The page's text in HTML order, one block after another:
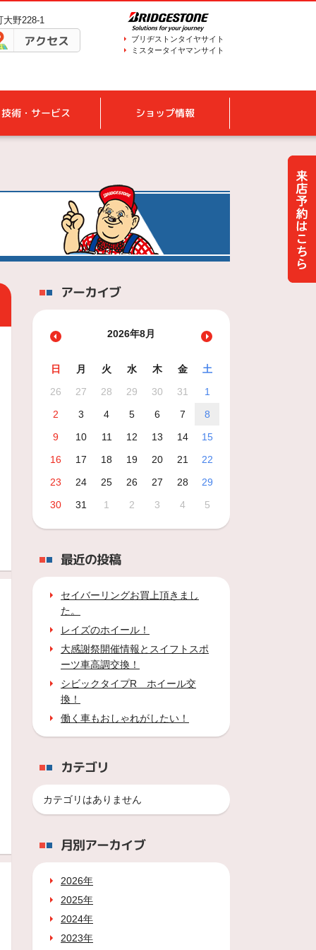
大野228-1
アクセス
ブリヂストンタイヤサイト
ミスタータイヤマンサイト
技術・サービス ショップ情報
アーカイブ
2026年8月
日 月 火 水 木 金
土
26
27 28 29 30 31
1
2
3 4 5 6 7
8
9
10 11 12 13 14
15
16
17 18 19 20 21
22
23
24 25 26 27 28
29
30
31 1 2 3 4 5
最近の投稿
セイバーリングお買上頂きまし
た。
レイズのホイール！
大感謝祭開催情報とスイフトスポ
ーツ車高調交換！
シビックタイプR ホイール交
換！
働く車もおしゃれがしたい！
カテゴリ
カテゴリはありません
月別アーカイブ
2026年
2025年
2024年
2023年